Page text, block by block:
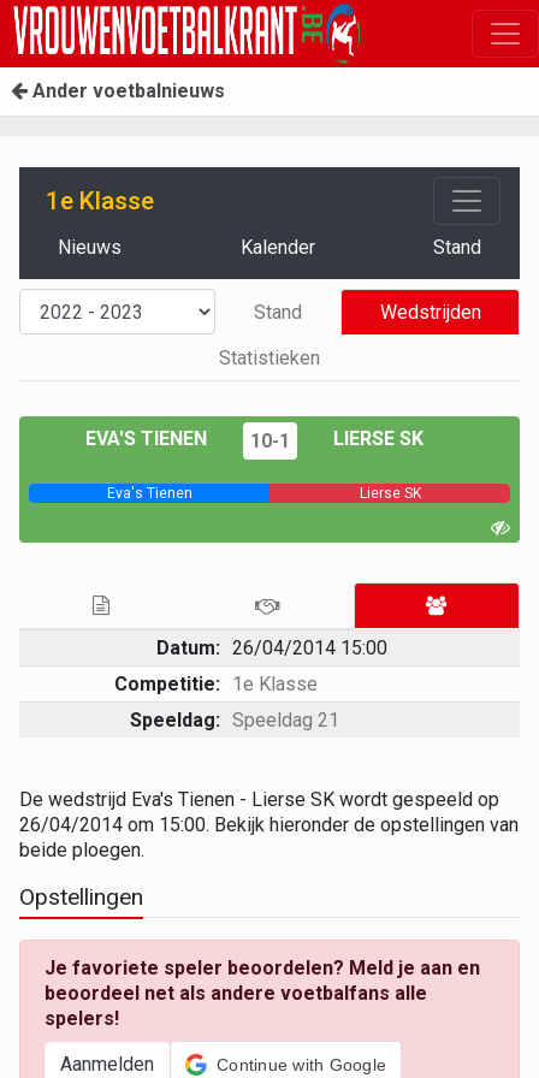
Ander voetbalnieuws
1e Klasse
Nieuws Kalender Stand
Stand
Wedstrijden
Statistieken
EVA'S TIENEN 10-1 LIERSE SK
Eva's Tienen Lierse SK
Datum: 26/04/2014 15:00
Competitie: 1e Klasse
Speeldag: Speeldag 21
De wedstrijd Eva's Tienen - Lierse SK wordt gespeeld op
26/04/2014 om 15:00. Bekijk hieronder de opstellingen van
beide ploegen.
Opstellingen
Je favoriete speler beoordelen? Meld je aan en
beoordeel net als andere voetbalfans alle
spelers!
Aanmelden
Continue with Google